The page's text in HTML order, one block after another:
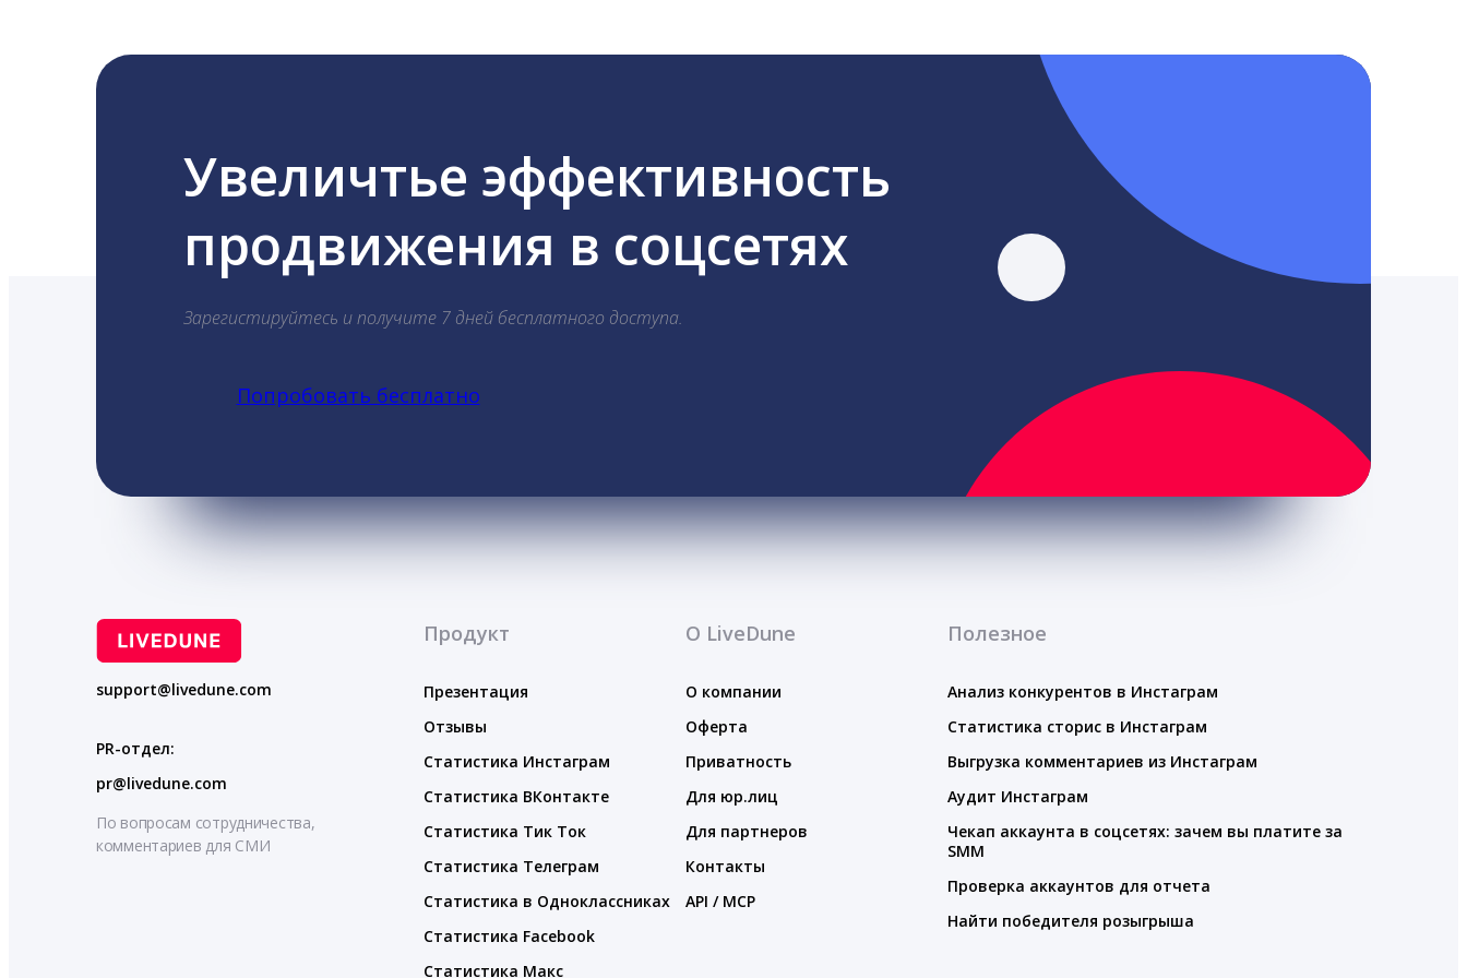
Увеличтье эффективность
продвижения в соцсетях
Зарегистируйтесь и получите 7 дней бесплатного доступа.
Попробовать бесплатно
support@livedune.com
PR-отдел:
pr@livedune.com
По вопросам сотрудничества,
комментариев для СМИ
Продукт
Презентация
Отзывы
Статистика Инстаграм
Статистика ВКонтакте
Статистика Тик Ток
Статистика Телеграм
Статистика в Одноклассниках
Статистика Facebook
Статистика Макс
О LiveDune
О компании
Оферта
Приватность
Для юр.лиц
Для партнеров
Контакты
API / MCP
Полезное
Анализ конкурентов в Инстаграм
Статистика сторис в Инстаграм
Выгрузка комментариев из Инстаграм
Аудит Инстаграм
Чекап аккаунта в соцсетях: зачем вы платите за
SMM
Проверка аккаунтов для отчета
Найти победителя розыгрыша